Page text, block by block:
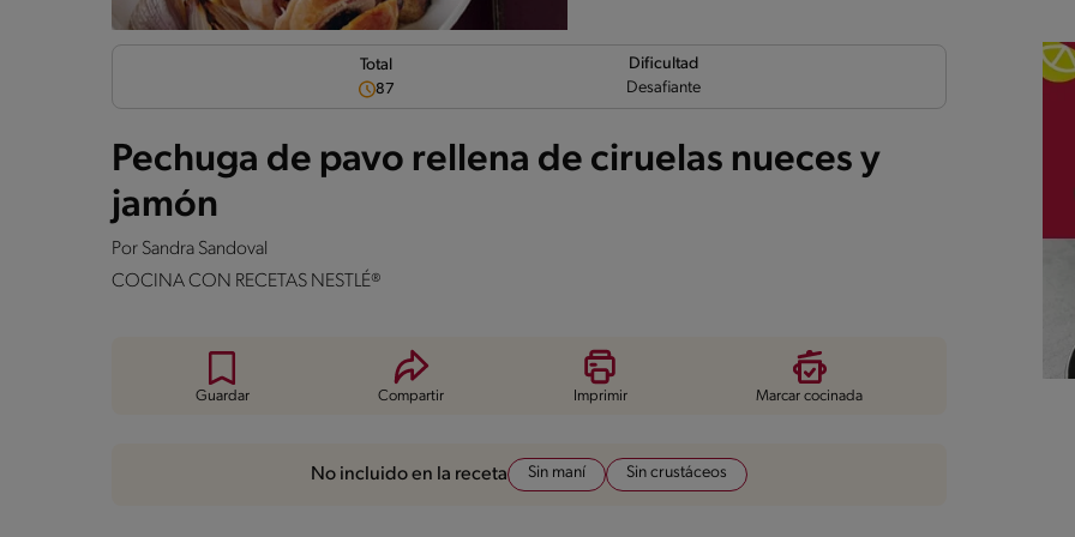
Total
87
Dificultad
Desafiante
Pechuga de pavo rellena de ciruelas nueces y
jamón
Por Sandra Sandoval
COCINA CON RECETAS NESTLÉ®
Guardar Compartir Imprimir Marcar cocinada
No incluido en la receta Sin maní Sin crustáceos